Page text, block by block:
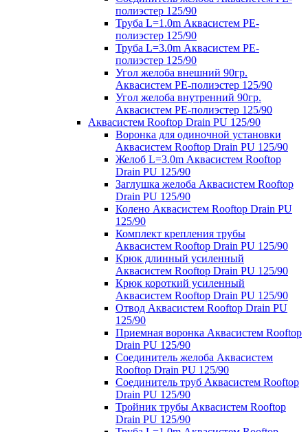
полиэстер 125/90
Труба L=1.0m Аквасистем PE-
полиэстер 125/90
Труба L=3.0m Аквасистем PE-
полиэстер 125/90
Угол желоба внешний 90гр.
Аквасистем PE-полиэстер 125/90
Угол желоба внутренний 90гр.
Аквасистем PE-полиэстер 125/90
Аквасистем Rooftop Drain PU 125/90
Воронка для одиночной установки
Аквасистем Rooftop Drain PU 125/90
Желоб L=3.0m Аквасистем Rooftop
Drain PU 125/90
Заглушка желоба Аквасистем Rooftop
Drain PU 125/90
Колено Аквасистем Rooftop Drain PU
125/90
Комплект крепления трубы
Аквасистем Rooftop Drain PU 125/90
Крюк длинный усиленный
Аквасистем Rooftop Drain PU 125/90
Крюк короткий усиленный
Аквасистем Rooftop Drain PU 125/90
Отвод Аквасистем Rooftop Drain PU
125/90
Приемная воронка Аквасистем Rooftop
Drain PU 125/90
Соединитель желоба Аквасистем
Rooftop Drain PU 125/90
Соединитель труб Аквасистем Rooftop
Drain PU 125/90
Тройник трубы Аквасистем Rooftop
Drain PU 125/90